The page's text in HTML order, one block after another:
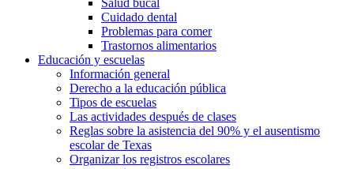
Cuidado dental
Problemas para comer
Trastornos alimentarios
Educación y escuelas
Información general
Derecho a la educación pública
Tipos de escuelas
Las actividades después de clases
Reglas sobre la asistencia del 90% y el ausentismo
escolar de Texas
Organizar los registros escolares